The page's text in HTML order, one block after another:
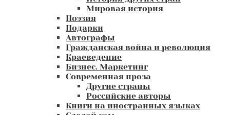
Мировая история
Поэзия
Подарки
Автографы
Гражданская война и революция
Краеведение
Бизнес. Маркетинг
Современная проза
Другие страны
Российские авторы
Книги на иностранных языках